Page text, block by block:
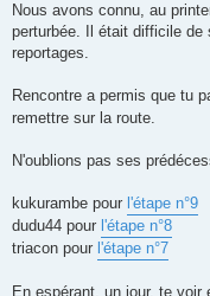
g
Nous avons connu, au
perturbée. Il était difficile
reportages.
Rencontre a permis que tu
remettre sur la route.
N'oublions pas ses
kukurambe pour l'étape n°9
dudu44 pour l'étape n°8
triacon pour l'étape n°7
En espérant, un jour, te voir